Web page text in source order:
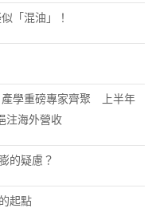
「混油」！
產學重磅專家齊聚 上半年
注海外營收
的疑慮？
起點